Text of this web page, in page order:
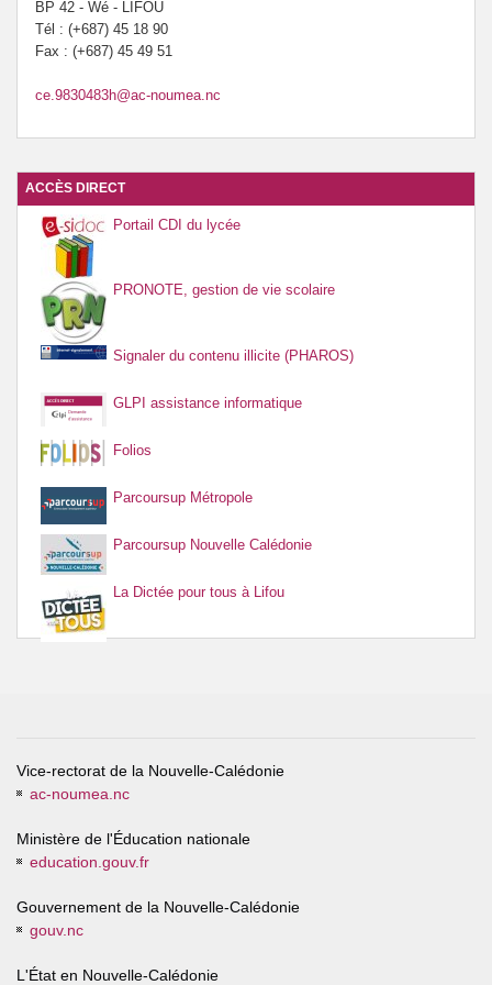
BP 42 - Wé - LIFOU
Tél : (+687) 45 18 90
Fax : (+687) 45 49 51
ce.9830483h@ac-noumea.nc
ACCÈS DIRECT
Portail CDI du lycée
PRONOTE, gestion de vie scolaire
Signaler du contenu illicite (PHAROS)
GLPI assistance informatique
Folios
Parcoursup Métropole
Parcoursup Nouvelle Calédonie
La Dictée pour tous à Lifou
Vice-rectorat de la Nouvelle-Calédonie
ac-noumea.nc
Ministère de l'Éducation nationale
education.gouv.fr
Gouvernement de la Nouvelle-Calédonie
gouv.nc
L'État en Nouvelle-Calédonie